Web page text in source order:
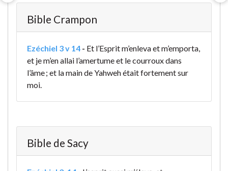
Bible Crampon
Ezéchiel 3 v 14 - Et l’Esprit m’enleva et m’emporta,
et je m’en allai l’amertume et le courroux dans
l’âme ; et la main de Yahweh était fortement sur
moi.
Bible de Sacy